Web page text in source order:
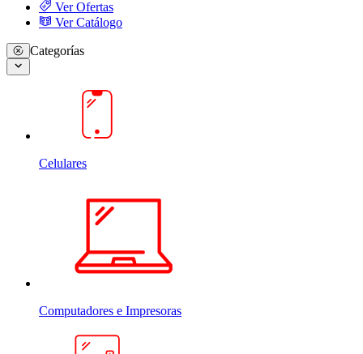
Ver Ofertas
Ver Catálogo
Categorías
Celulares
Computadores e Impresoras